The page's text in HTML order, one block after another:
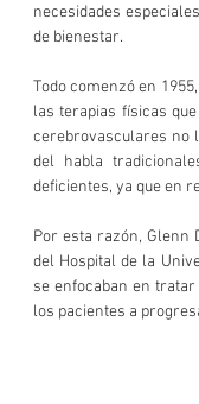
necesidades
de bienestar.
Todo comenzó en
las terapias físicas
cerebrovasculares no
del habla
deficientes, ya que en
Por esta razón, Glenn
del Hospital de la
se enfocaban en
los pacientes a